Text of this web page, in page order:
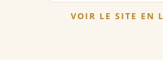
VOIR LE SITE EN